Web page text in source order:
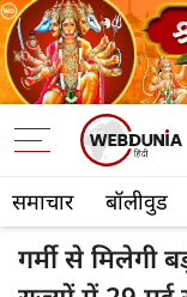
समाचार बॉलीवुड
गर्मी से मिलेगी